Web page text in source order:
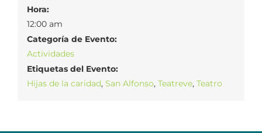
Hora:
12:00 am
Categoría de Evento:
Actividades
Etiquetas del Evento:
Hijas de la caridad, San Alfonso, Teatreve, Teatro